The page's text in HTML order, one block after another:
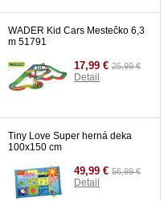
WADER Kid Cars Mestečko 6,3
m 51791
17,99 € 25,99 €
Detail
Tiny Love Super herná deka
100x150 cm
49,99 € 56,99 €
Detail